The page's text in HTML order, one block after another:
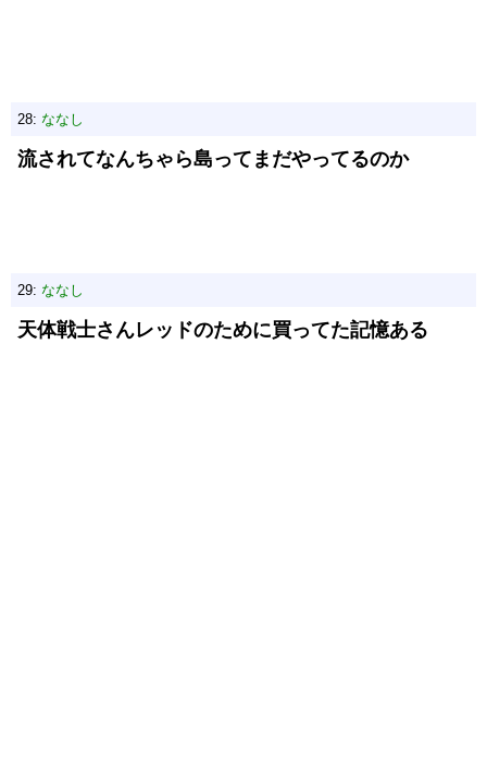
28: ななし
流されてなんちゃら島ってまだやってるのか
29: ななし
天体戦士さんレッドのために買ってた記憶ある